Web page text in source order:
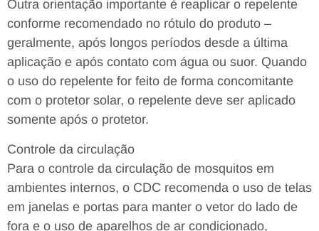
Outra orientação importante é reaplicar o repelente
conforme recomendado no rótulo do produto –
geralmente, após longos períodos desde a última
aplicação e após contato com água ou suor. Quando
o uso do repelente for feito de forma concomitante
com o protetor solar, o repelente deve ser aplicado
somente após o protetor.
Controle da circulação
Para o controle da circulação de mosquitos em
ambientes internos, o CDC recomenda o uso de telas
em janelas e portas para manter o vetor do lado de
fora e o uso de aparelhos de ar condicionado,